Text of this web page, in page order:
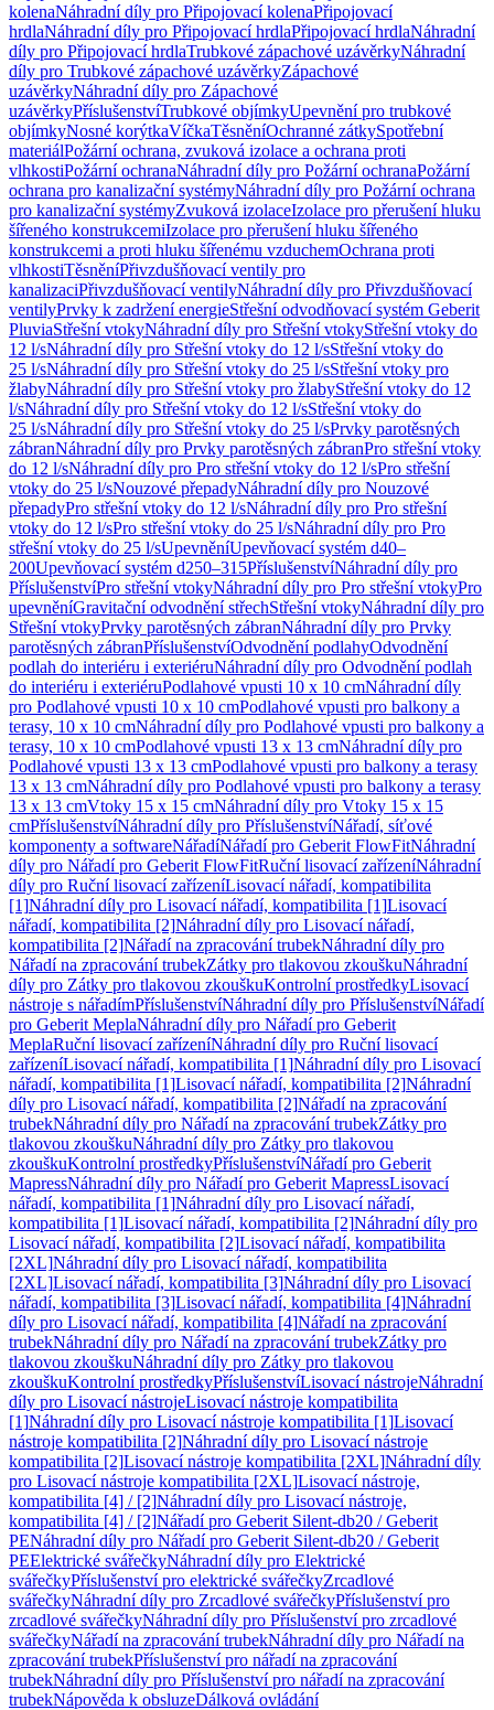
kolenaNáhradní díly pro Připojovací kolenaPřipojovací
hrdlaNáhradní díly pro Připojovací hrdlaPřipojovací hrdlaNáhradní
díly pro Připojovací hrdlaTrubkové zápachové uzávěrkyNáhradní
díly pro Trubkové zápachové uzávěrkyZápachové
uzávěrkyNáhradní díly pro Zápachové
uzávěrkyPříslušenstvíTrubkové objímkyUpevnění pro trubkové
objímkyNosné korýtkaVíčkaTěsněníOchranné zátkySpotřební
materiálPožární ochrana, zvuková izolace a ochrana proti
vlhkostiPožární ochranaNáhradní díly pro Požární ochranaPožární
ochrana pro kanalizační systémyNáhradní díly pro Požární ochrana
pro kanalizační systémyZvuková izolaceIzolace pro přerušení hluku
šířeného konstrukcemiIzolace pro přerušení hluku šířeného
konstrukcemi a proti hluku šířenému vzduchemOchrana proti
vlhkostiTěsněníPřivzdušňovací ventily pro
kanalizaciPřivzdušňovací ventilyNáhradní díly pro Přivzdušňovací
ventilyPrvky k zadržení energieStřešní odvodňovací systém Geberit
PluviaStřešní vtokyNáhradní díly pro Střešní vtokyStřešní vtoky do
12 l/sNáhradní díly pro Střešní vtoky do 12 l/sStřešní vtoky do
25 l/sNáhradní díly pro Střešní vtoky do 25 l/sStřešní vtoky pro
žlabyNáhradní díly pro Střešní vtoky pro žlabyStřešní vtoky do 12
l/sNáhradní díly pro Střešní vtoky do 12 l/sStřešní vtoky do
25 l/sNáhradní díly pro Střešní vtoky do 25 l/sPrvky parotěsných
zábranNáhradní díly pro Prvky parotěsných zábranPro střešní vtoky
do 12 l/sNáhradní díly pro Pro střešní vtoky do 12 l/sPro střešní
vtoky do 25 l/sNouzové přepadyNáhradní díly pro Nouzové
přepadyPro střešní vtoky do 12 l/sNáhradní díly pro Pro střešní
vtoky do 12 l/sPro střešní vtoky do 25 l/sNáhradní díly pro Pro
střešní vtoky do 25 l/sUpevněníUpevňovací systém d40–
200Upevňovací systém d250–315PříslušenstvíNáhradní díly pro
PříslušenstvíPro střešní vtokyNáhradní díly pro Pro střešní vtokyPro
upevněníGravitační odvodnění střechStřešní vtokyNáhradní díly pro
Střešní vtokyPrvky parotěsných zábranNáhradní díly pro Prvky
parotěsných zábranPříslušenstvíOdvodnění podlahyOdvodnění
podlah do interiéru i exteriéruNáhradní díly pro Odvodnění podlah
do interiéru i exteriéruPodlahové vpusti 10 x 10 cmNáhradní díly
pro Podlahové vpusti 10 x 10 cmPodlahové vpusti pro balkony a
terasy, 10 x 10 cmNáhradní díly pro Podlahové vpusti pro balkony a
terasy, 10 x 10 cmPodlahové vpusti 13 x 13 cmNáhradní díly pro
Podlahové vpusti 13 x 13 cmPodlahové vpusti pro balkony a terasy
13 x 13 cmNáhradní díly pro Podlahové vpusti pro balkony a terasy
13 x 13 cmVtoky 15 x 15 cmNáhradní díly pro Vtoky 15 x 15
cmPříslušenstvíNáhradní díly pro PříslušenstvíNářadí, síťové
komponenty a softwareNářadíNářadí pro Geberit FlowFitNáhradní
díly pro Nářadí pro Geberit FlowFitRuční lisovací zařízeníNáhradní
díly pro Ruční lisovací zařízeníLisovací nářadí, kompatibilita
[1]Náhradní díly pro Lisovací nářadí, kompatibilita [1]Lisovací
nářadí, kompatibilita [2]Náhradní díly pro Lisovací nářadí,
kompatibilita [2]Nářadí na zpracování trubekNáhradní díly pro
Nářadí na zpracování trubekZátky pro tlakovou zkouškuNáhradní
díly pro Zátky pro tlakovou zkouškuKontrolní prostředkyLisovací
nástroje s nářadímPříslušenstvíNáhradní díly pro PříslušenstvíNářadí
pro Geberit MeplaNáhradní díly pro Nářadí pro Geberit
MeplaRuční lisovací zařízeníNáhradní díly pro Ruční lisovací
zařízeníLisovací nářadí, kompatibilita [1]Náhradní díly pro Lisovací
nářadí, kompatibilita [1]Lisovací nářadí, kompatibilita [2]Náhradní
díly pro Lisovací nářadí, kompatibilita [2]Nářadí na zpracování
trubekNáhradní díly pro Nářadí na zpracování trubekZátky pro
tlakovou zkouškuNáhradní díly pro Zátky pro tlakovou
zkouškuKontrolní prostředkyPříslušenstvíNářadí pro Geberit
MapressNáhradní díly pro Nářadí pro Geberit MapressLisovací
nářadí, kompatibilita [1]Náhradní díly pro Lisovací nářadí,
kompatibilita [1]Lisovací nářadí, kompatibilita [2]Náhradní díly pro
Lisovací nářadí, kompatibilita [2]Lisovací nářadí, kompatibilita
[2XL]Náhradní díly pro Lisovací nářadí, kompatibilita
[2XL]Lisovací nářadí, kompatibilita [3]Náhradní díly pro Lisovací
nářadí, kompatibilita [3]Lisovací nářadí, kompatibilita [4]Náhradní
díly pro Lisovací nářadí, kompatibilita [4]Nářadí na zpracování
trubekNáhradní díly pro Nářadí na zpracování trubekZátky pro
tlakovou zkouškuNáhradní díly pro Zátky pro tlakovou
zkouškuKontrolní prostředkyPříslušenstvíLisovací nástrojeNáhradní
díly pro Lisovací nástrojeLisovací nástroje kompatibilita
[1]Náhradní díly pro Lisovací nástroje kompatibilita [1]Lisovací
nástroje kompatibilita [2]Náhradní díly pro Lisovací nástroje
kompatibilita [2]Lisovací nástroje kompatibilita [2XL]Náhradní díly
pro Lisovací nástroje kompatibilita [2XL]Lisovací nástroje,
kompatibilita [4] / [2]Náhradní díly pro Lisovací nástroje,
kompatibilita [4] / [2]Nářadí pro Geberit Silent-db20 / Geberit
PENáhradní díly pro Nářadí pro Geberit Silent-db20 / Geberit
PEElektrické svářečkyNáhradní díly pro Elektrické
svářečkyPříslušenství pro elektrické svářečkyZrcadlové
svářečkyNáhradní díly pro Zrcadlové svářečkyPříslušenství pro
zrcadlové svářečkyNáhradní díly pro Příslušenství pro zrcadlové
svářečkyNářadí na zpracování trubekNáhradní díly pro Nářadí na
zpracování trubekPříslušenství pro nářadí na zpracování
trubekNáhradní díly pro Příslušenství pro nářadí na zpracování
trubekNápověda k obsluzeDálková ovládání